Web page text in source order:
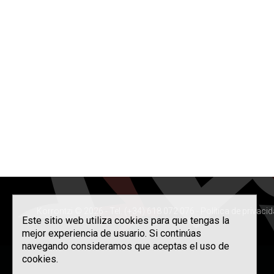
Política de
Este sitio web utiliza cookies para que tengas la
mejor experiencia de usuario. Si continúas
navegando consideramos que aceptas el uso de
cookies.